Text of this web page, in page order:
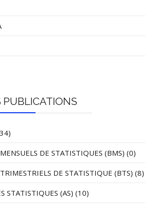
PUBLICATIONS
DE STATISTIQUES (BMS) (0)
DE STATISTIQUE (BTS) (8)
STATISTIQUES (AS) (10)